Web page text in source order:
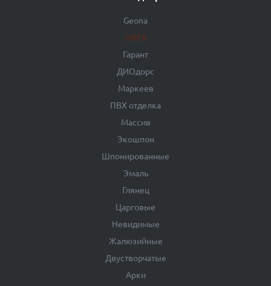
Geona
OBER
Гарант
ДИОдорс
Маркеев
ПВХ отделка
Массив
Экошпон
Шпонированные
Эмаль
Глянец
Царговые
Невидимые
Жалюзийные
Двустворчатые
Арки